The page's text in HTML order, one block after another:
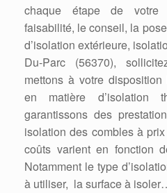
chaque étape de votre
faisabilité, le conseil, la
d’isolation extérieure,
Du-Parc (56370),
mettons à votre
en matière d’isolation
garantissons des
isolation des combles à
coûts varient en fonction
Notamment le type
à utiliser, la surface à